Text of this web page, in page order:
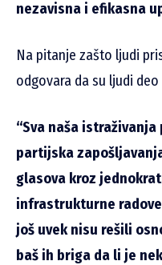
nezavisna i efikasna
Na pitanje zašto ljudi
odgovara da su ljudi deo
“Sva naša
partijska
glasova kroz
infrastrukturne
još uvek nisu rešili
baš ih briga da li je